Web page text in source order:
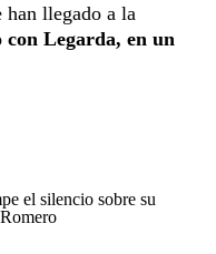
llegado a la
con Legarda, en un
el silencio sobre su